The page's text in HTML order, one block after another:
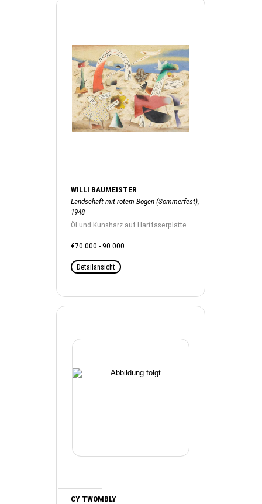
WILLI BAUMEISTER
Landschaft mit rotem Bogen (Sommerfest),
1948
Öl und Kunsharz auf Hartfaserplatte
€70.000 - 90.000
Detailansicht
CY TWOMBLY